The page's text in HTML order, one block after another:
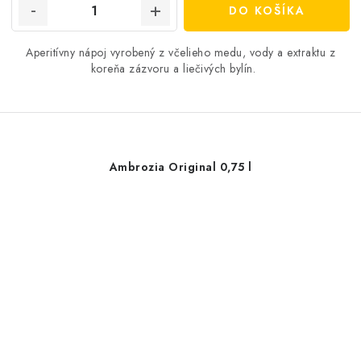
DO KOŠÍKA
Aperitívny nápoj vyrobený z včelieho medu, vody a extraktu z
koreňa zázvoru a liečivých bylín.
Ambrozia Original 0,75 l